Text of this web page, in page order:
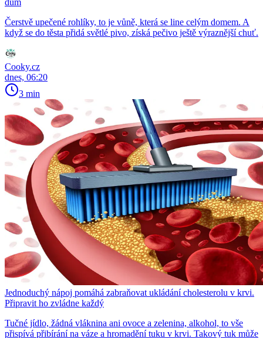
dům
Čerstvě upečené rohlíky, to je vůně, která se line celým domem. A
když se do těsta přidá světlé pivo, získá pečivo ještě výraznější chuť.
Cooky.cz
dnes, 06:20
3 min
Jednoduchý nápoj pomáhá zabraňovat ukládání cholesterolu v krvi.
Připravit ho zvládne každý
Tučné jídlo, žádná vláknina ani ovoce a zelenina, alkohol, to vše
přispívá přibírání na váze a hromadění tuku v krvi. Takový tuk může